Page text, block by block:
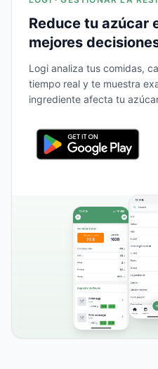
Reduce tu azúcar
mejores
Logi analiza tus comidas,
tiempo real y te muestra
ingrediente afecta tu